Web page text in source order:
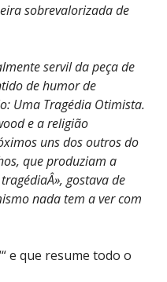
sobrevalorizada de
servil da peça de
de humor de
Uma Tragédia Otimista.
e a religião
uns dos outros do
que produziam a
gostava de
nada tem a ver com
e que resume todo o